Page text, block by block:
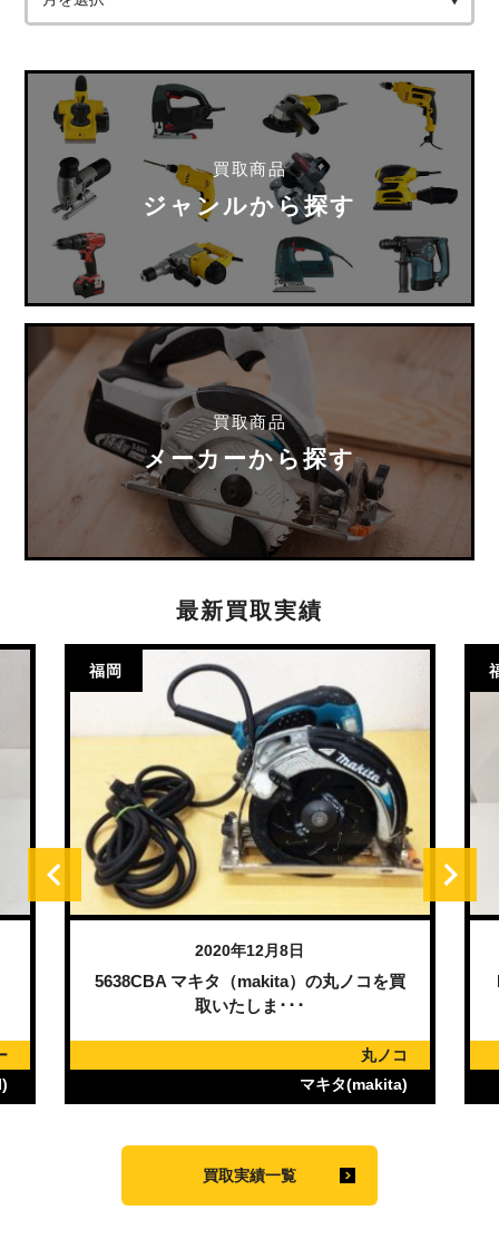
買取商品
ジャンルから探す
買取商品
メーカーから探す
最新買取実績
マキタ（makita）の丸ノコを買
HHB25 ホンダ
買取実績一覧